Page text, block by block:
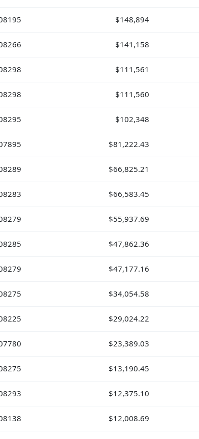
$148,894
$141,158
$111,561
$111,560
$102,348
$81,222.43
$66,825.21
$66,583.45
$55,937.69
$47,862.36
$47,177.16
$34,054.58
$29,024.22
$23,389.03
$13,190.45
$12,375.10
$12,008.69